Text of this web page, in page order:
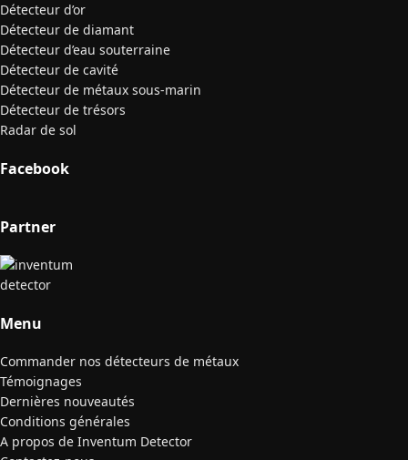
Détecteur d’or
Détecteur de diamant
Détecteur d’eau souterraine
Détecteur de cavité
Détecteur de métaux sous-marin
Détecteur de trésors
Radar de sol
Facebook
Partner
Menu
Commander nos détecteurs de métaux
Témoignages
Dernières nouveautés
Conditions générales
A propos de Inventum Detector